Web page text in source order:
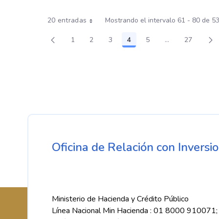
20 entradas Mostrando el intervalo 61 - 80 de
Página
1 Página
2 Página
3 Página
4 Página
5 ...PáginasPágina
27
Oficina de Relación con
Ministerio de Hacienda y Crédito Público
Línea Nacional Min Hacienda : 01 8000 910071;